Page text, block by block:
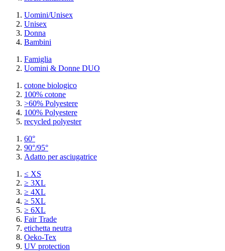
Uomini/Unisex
Unisex
Donna
Bambini
Famiglia
Uomini & Donne DUO
cotone biologico
100% cotone
>60% Polyestere
100% Polyestere
recycled polyester
60°
90°/95°
Adatto per asciugatrice
≤ XS
≥ 3XL
≥ 4XL
≥ 5XL
≥ 6XL
Fair Trade
etichetta neutra
Oeko-Tex
UV protection